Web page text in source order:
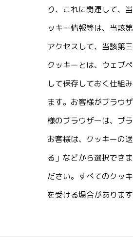
り、これに関連して、
ッキー情報等は、当該
アクセスして、当該第
クッキーとは、ウェブ
して保存しておく仕組
ます。お客様がブラウ
様のブラウザーは、プ
お客様は、クッキーの
る」などから選択でき
ださい。すべてのクッ
を受ける場合がありま